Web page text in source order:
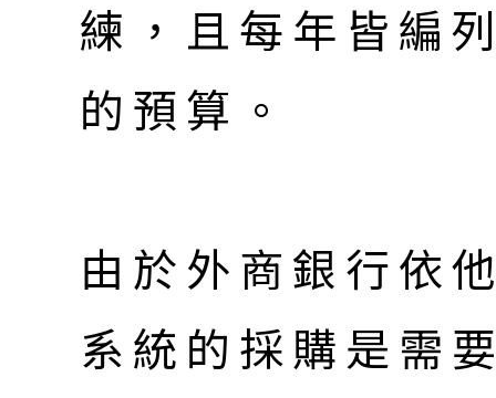
練，且每年皆編
的預算。
由於外商銀行依
系統的採購是需